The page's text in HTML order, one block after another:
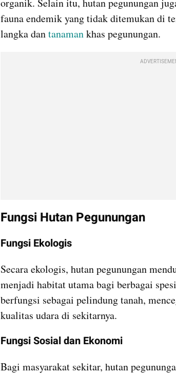
fauna endemik yang tidak ditemukan di
langka dan tanaman khas pegunungan.
Fungsi Hutan Pegunungan
Fungsi Ekologis
Secara ekologis, hutan pegunungan
menjadi habitat utama bagi berbagai
berfungsi sebagai pelindung tanah,
kualitas udara di sekitarnya.
Fungsi Sosial dan Ekonomi
Bagi masyarakat sekitar, hutan